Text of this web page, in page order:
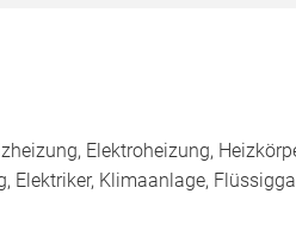
Elektroheizung,
Klimaanlage,